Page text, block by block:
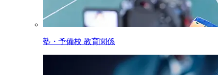
塾・予備校 教育関係